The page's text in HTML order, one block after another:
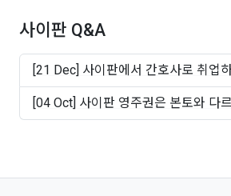
사이판 Q&A
[21 Dec] 사이판에서 간호사로 취업
[04 Oct] 사이판 영주권은 본토와 다
인가..